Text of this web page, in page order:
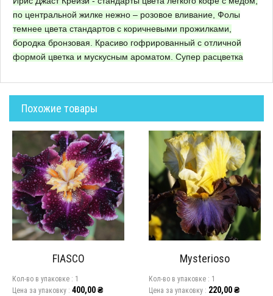
по центральной жилке нежно – розовое вливание, Фолы
темнее цвета стандартов с коричневыми прожилками,
бородка бронзовая. Красиво гофрированный с отличной
формой цветка и мускусным ароматом. Супер расцветка
Похожие товары
FIASCO
Кол-во в упаковкe : 1
Цена за упаковку : 400,00₴
Mysterioso
Кол-во в упаковкe : 1
Цена за упаковку : 220,00₴